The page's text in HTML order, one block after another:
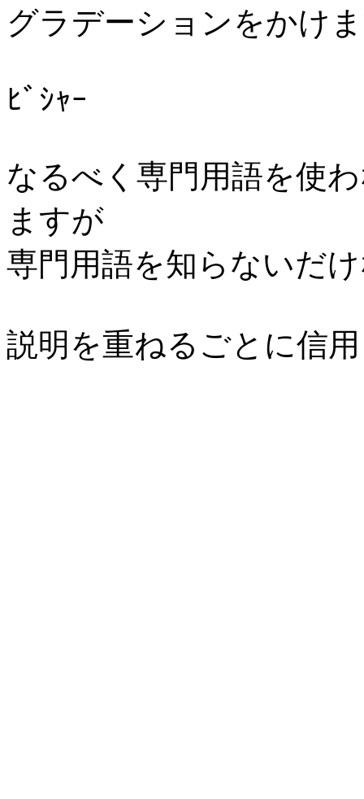
グラデーションをかけ
ﾋﾞｼｬｰ
なるべく専門用語を使
ますが
専門用語を知らないだ
説明を重ねるごとに信